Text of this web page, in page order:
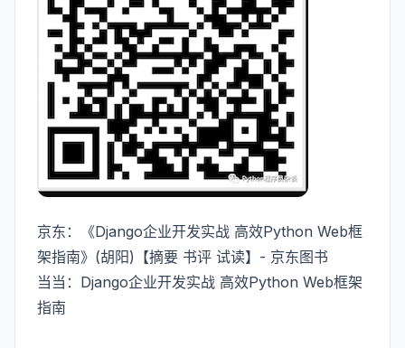
京东：
《Django企业开发实战 高效Python Web框
架指南》(胡阳)【摘要 书评 试读】- 京东图书
当当： Django企业开发实战 高效Python Web框架
指南